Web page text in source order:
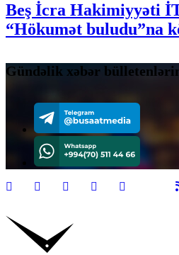
Beş İcra Hakimiyyəti
“Hökumət buludu”na
Gündəlik xəbər